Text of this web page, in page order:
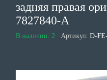
задняя правая
7827840-A
В наличии: 2 Артикул: D-